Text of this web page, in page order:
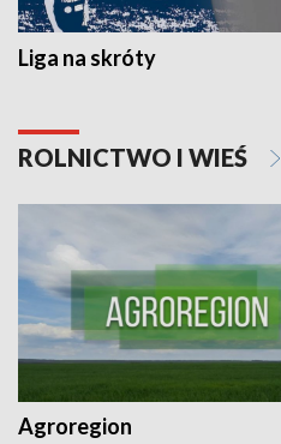
Liga na skróty
ROLNICTWO I WIEŚ
Agroregion